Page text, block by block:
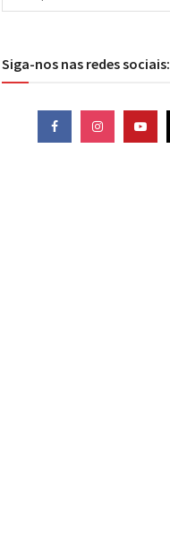
Siga-nos nas redes sociais: